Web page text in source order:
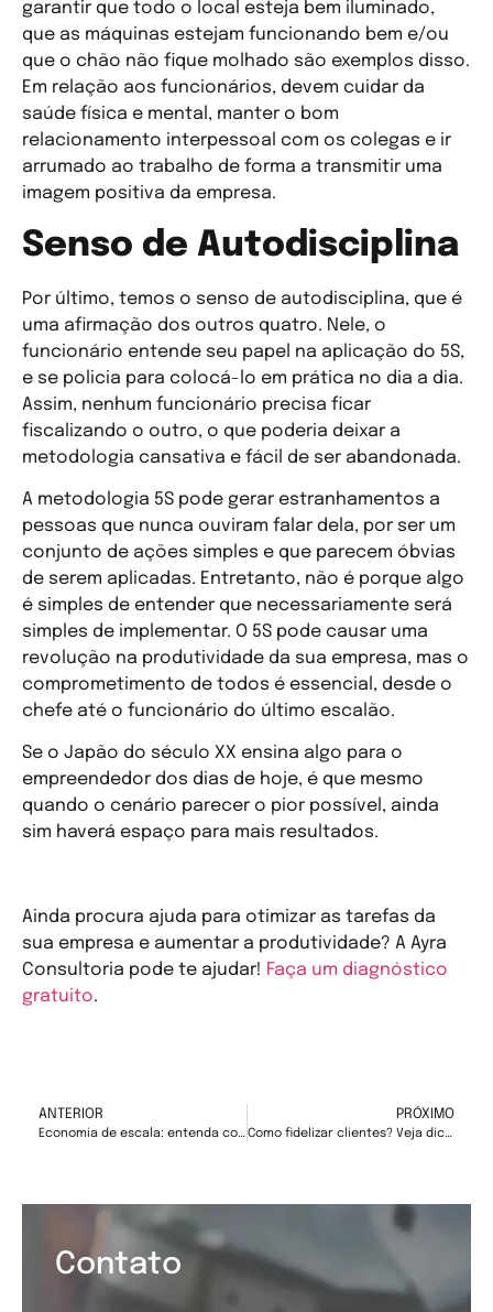
garantir que todo o local esteja bem iluminado,
que as máquinas estejam funcionando bem e/ou
que o chão não fique molhado são exemplos disso.
Em relação aos funcionários, devem cuidar da
saúde física e mental, manter o bom
relacionamento interpessoal com os colegas e ir
arrumado ao trabalho de forma a transmitir uma
imagem positiva da empresa.
Senso de Autodisciplina
Por último, temos o senso de autodisciplina, que é
uma afirmação dos outros quatro. Nele, o
funcionário entende seu papel na aplicação do 5S,
e se policia para colocá-lo em prática no dia a dia.
Assim, nenhum funcionário precisa ficar
fiscalizando o outro, o que poderia deixar a
metodologia cansativa e fácil de ser abandonada.
A metodologia 5S pode gerar estranhamentos a
pessoas que nunca ouviram falar dela, por ser um
conjunto de ações simples e que parecem óbvias
de serem aplicadas. Entretanto, não é porque algo
é simples de entender que necessariamente será
simples de implementar. O 5S pode causar uma
revolução na produtividade da sua empresa, mas o
comprometimento de todos é essencial, desde o
chefe até o funcionário do último escalão.
Se o Japão do século XX ensina algo para o
empreendedor dos dias de hoje, é que mesmo
quando o cenário parecer o pior possível, ainda
sim haverá espaço para mais resultados.
Ainda procura ajuda para otimizar as tarefas da
sua empresa e aumentar a produtividade? A Ayra
Consultoria pode te ajudar! Faça um diagnóstico
gratuito.
ANTERIOR
Economia de escala: entenda como fazer seu negócio crescer
PRÓXIMO
Como fidelizar clientes? Veja dicas de como conquistar a confiança do consumidor
Contato